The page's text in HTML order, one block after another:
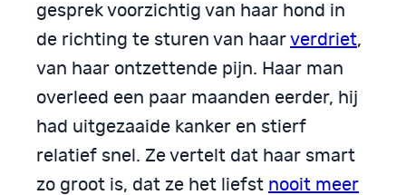
gesprek voorzichtig van haar hond in
de richting te sturen van haar verdriet,
van haar ontzettende pijn. Haar man
overleed een paar maanden eerder, hij
had uitgezaaide kanker en stierf
relatief snel. Ze vertelt dat haar smart
zo groot is, dat ze het liefst nooit meer